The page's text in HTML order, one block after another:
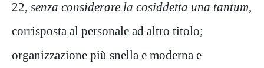
22, senza considerare la cosiddetta una tantum,
corrisposta al personale ad altro titolo;
organizzazione più snella e moderna e